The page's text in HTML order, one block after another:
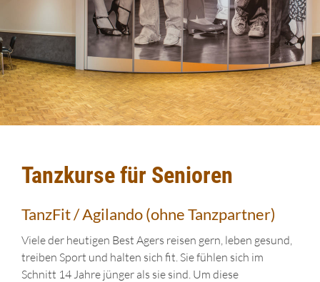
Tanzkurse für Senioren
TanzFit / Agilando (ohne Tanzpartner)
Viele der heutigen Best Agers reisen gern, leben gesund,
treiben Sport und halten sich fit. Sie fühlen sich im
Schnitt 14 Jahre jünger als sie sind. Um diese